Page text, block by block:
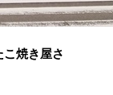
こ焼き屋さ